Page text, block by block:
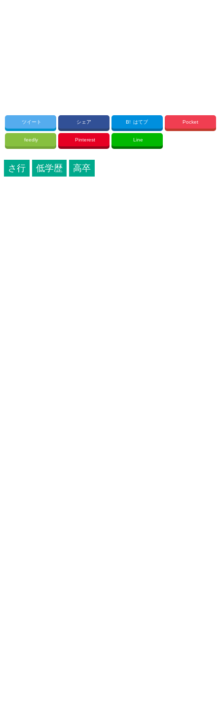
ツイート シェア B! はてブ Pocket
feedly Pinterest Line
さ行 低学歴 高卒